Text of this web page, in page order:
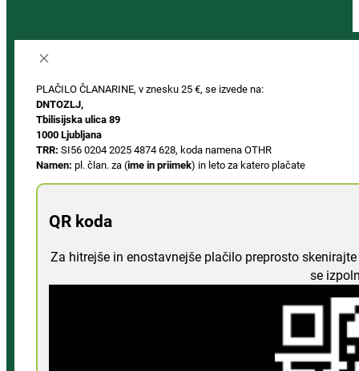
PLAČILO ČLANARINE, v znesku 25 €, se izvede na:
DNTOZLJ,
Tbilisijska ulica 89
1000 Ljubljana
TRR: SI56 0204 2025 4874 628, koda namena OTHR
Namen: pl. član. za (ime in priimek) in leto za katero plačate
QR koda
Za hitrejše in enostavnejše plačilo preprosto
se